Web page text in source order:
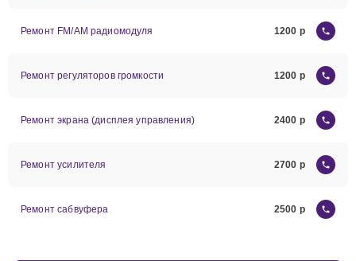
Ремонт FM/AM радиомодуля 1200
Ремонт регуляторов громкости 1200
Ремонт экрана (дисплея управления) 2400
Ремонт усилителя 2700
Ремонт сабвуфера 2500